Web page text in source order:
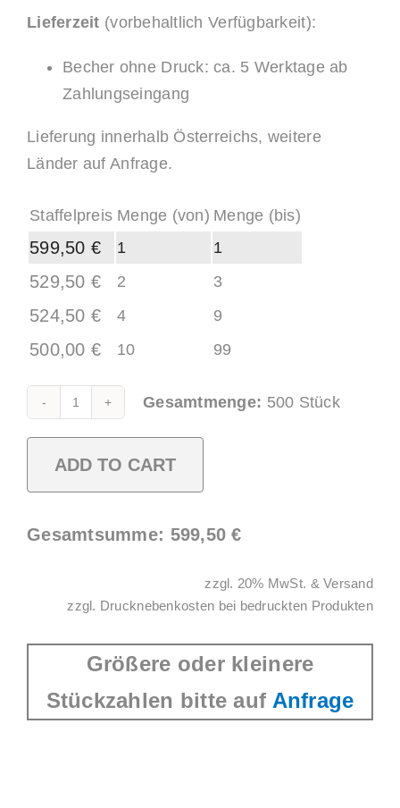
Lieferzeit (vorbehaltlich Verfügbarkeit):
Becher ohne Druck: ca. 5 Werktage ab
Zahlungseingang
Lieferung innerhalb Österreichs, weitere
Länder auf Anfrage.
Staffelpreis Menge (von) Menge (bis)
599,50 € 1 1
529,50 € 2 3
524,50 € 4 9
500,00 € 10 99
Gesamtsumme: 599,50€
Allround
Cup
0,25l
PP
Gesamtmenge: 500 Stück
ADD TO CART
Alternative:
zzgl. 20% MwSt. & Versand
zzgl. Drucknebenkosten bei bedruckten Produkten
Größere oder kleinere
Stückzahlen bitte auf Anfrage